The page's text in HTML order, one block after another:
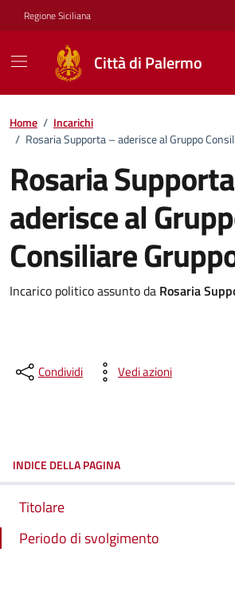
Vai ai contenuti
Vai al footer
Regione Siciliana
Città di Palermo
Home / Incarichi
/ Rosaria Supporta – aderisce al Gruppo
Rosaria
aderisce al
Consiliare
Incarico politico assunto da Rosaria
Condividi Vedi azioni
INDICE DELLA PAGINA
Titolare
Periodo di svolgimento